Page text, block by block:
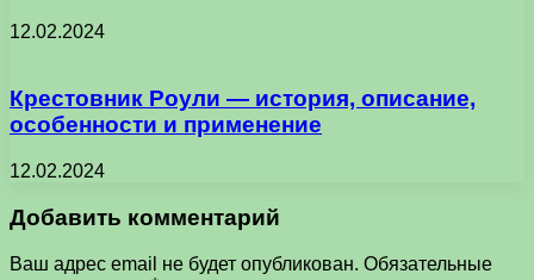
12.02.2024
Крестовник Роули — история, описание,
особенности и применение
12.02.2024
Добавить комментарий
Ваш адрес email не будет опубликован. Обязательные